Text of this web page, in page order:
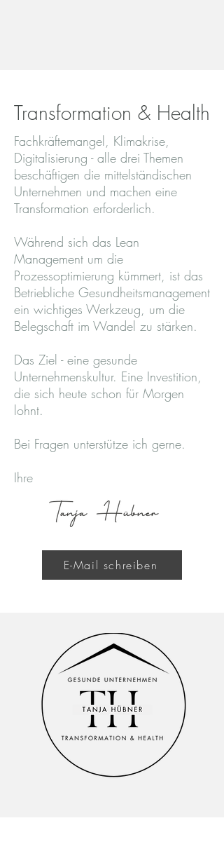
Transformation & Health
Fachkräftemangel, Klimakrise,
Digitalisierung - alle drei Themen
beschäftigen die mittelständischen
Unternehmen und machen eine
Transformation erforderlich.
Während sich das Lean
Management um die
Prozessoptimierung kümmert, ist das
Betriebliche Gesundheitsmanagement
ein wichtiges Werkzeug, um die
Belegschaft im Wandel zu stärken.
Das Ziel - eine gesunde
Unternehmenskultur. ​Eine Investition,
die sich heute schon für Morgen
lohnt.
Bei Fragen unterstütze ich gerne.
Ihre
E-Mail schreiben